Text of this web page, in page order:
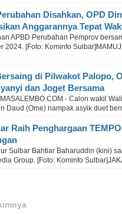
Disahkan, OPD
Anggarannya Tepat
APBD Perubahan Pemprov
2024. [Foto: Kominfo
di Pilwakot Palopo,
dan Joget Bersama
MASALEMBO.COM - Calon wakil
Daud (Ome) nampak asyik duet
Raih Penghargaan
Sulbar Bahtiar Baharuddin (kini)
Group. [Foto: Kominfo